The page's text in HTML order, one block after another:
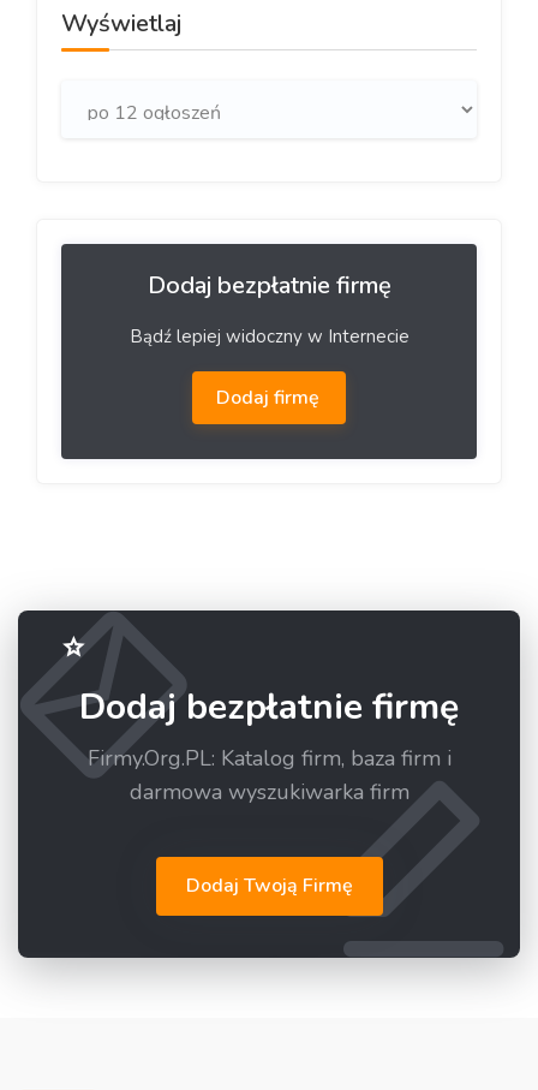
Wyświetlaj
Dodaj bezpłatnie firmę
Bądź lepiej widoczny w Internecie
Dodaj firmę
Dodaj bezpłatnie firmę
Firmy.Org.PL: Katalog firm, baza firm i
darmowa wyszukiwarka firm
Dodaj Twoją Firmę